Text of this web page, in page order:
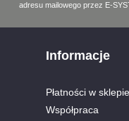
adresu mailowego przez E-
Informacje
Płatności w
Współpraca